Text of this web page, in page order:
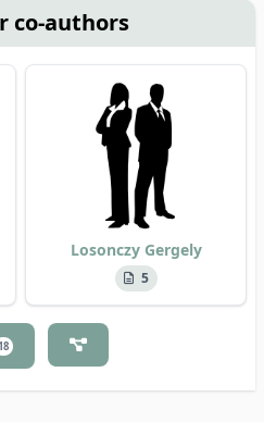
co-authors
Losonczy Gergely
5